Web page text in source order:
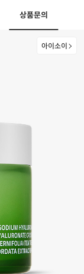
상품문의
아이소이